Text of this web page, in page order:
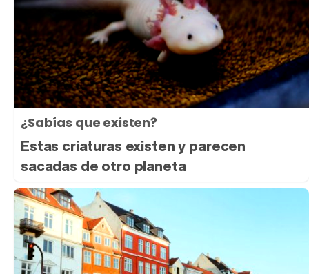
¿Sabías que existen?
Estas criaturas existen y parecen
sacadas de otro planeta